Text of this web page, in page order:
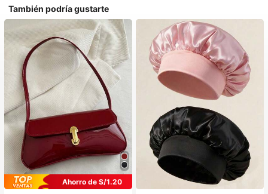
También podría gustarte
Ahorro de S/1.20